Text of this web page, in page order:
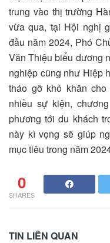
trung vào thị trường
vừa qua, tại Hội nghị
đầu năm 2024, Phó
Văn Thiệu biểu dương
nghiệp cũng như Hiệp
tháo gỡ khó khăn
nhiều sự kiện,
phương tới du khách
này kì vọng sẽ giúp
mục tiêu trong năm
0
SHARES
TIN LIÊN QUAN